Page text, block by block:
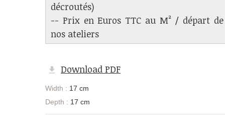
décroutés)
-- Prix en Euros TTC au M² / départ de
nos ateliers
Download PDF
Width : 17 cm
Depth : 17 cm